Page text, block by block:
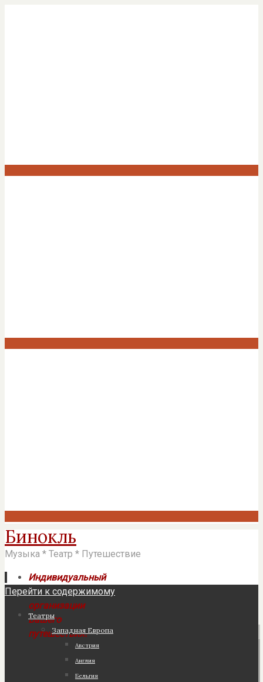
Бинокль
Музыка * Театр * Путешествие
Индивидуальный
подход к
организации
Вашего
путешествия!
Перейти к содержимому
Театры
Западная Европа
Австрия
Англия
Бельгия